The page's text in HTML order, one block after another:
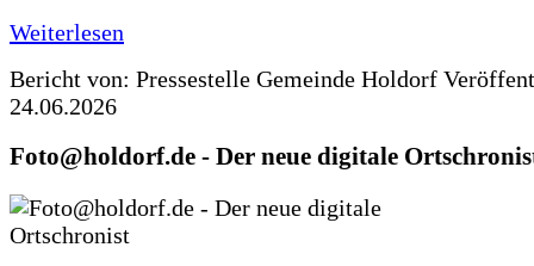
Weiterlesen
Bericht von: Pressestelle Gemeinde Holdorf
24.06.2026
Foto@holdorf.de - Der neue digitale